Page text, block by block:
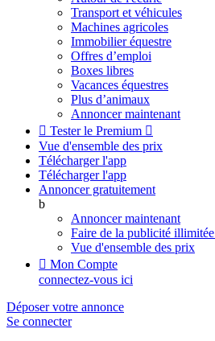
Transport et véhicules
Machines agricoles
Immobilier équestre
Offres d’emploi
Boxes libres
Vacances équestres
Plus d’animaux
Annoncer maintenant
 Tester le Premium 
Vue d'ensemble des prix
Télécharger l'app
Télécharger l'app
Annoncer gratuitement
b
Annoncer maintenant
Faire de la publicité illimitée
Vue d'ensemble des prix
 Mon Compte
connectez-vous ici
Déposer votre annonce
Se connecter